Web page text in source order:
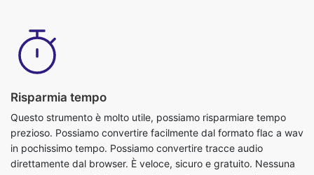
Risparmia tempo
Questo strumento è molto utile, possiamo risparmiare tempo
prezioso. Possiamo convertire facilmente dal formato flac a wav
in pochissimo tempo. Possiamo convertire tracce audio
direttamente dal browser. È veloce, sicuro e gratuito. Nessuna
registrazione o installazione richiesta. Per convertire l'audio di
una traccia da flac a wav, devi prima caricare il file flac. Puoi
farlo semplicemente selezionando il file che desideri convertire